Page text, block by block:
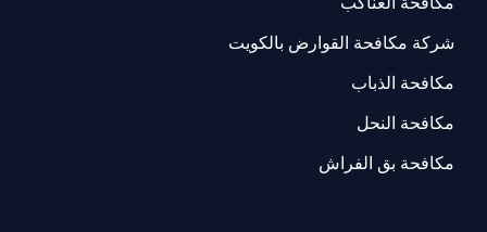
شركة مكافحة القوارض بالكويت
مكافحة الذباب
مكافحة النحل
مكافحة بق الفراش